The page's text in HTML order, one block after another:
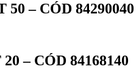
– CÓD 84290040
– CÓD 84168140